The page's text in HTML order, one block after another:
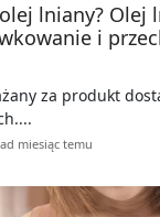
lniany? Olej
i
za produkt
miesiąc temu